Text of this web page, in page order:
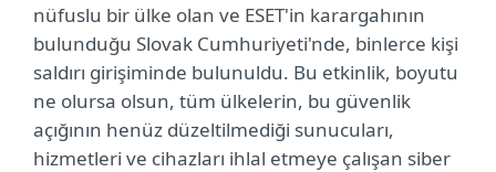
nüfuslu bir ülke olan ve ESET'in karargahının
bulunduğu Slovak Cumhuriyeti'nde, binlerce kişi
saldırı girişiminde bulunuldu. Bu etkinlik, boyutu
ne olursa olsun, tüm ülkelerin, bu güvenlik
açığının henüz düzeltilmediği sunucuları,
hizmetleri ve cihazları ihlal etmeye çalışan siber